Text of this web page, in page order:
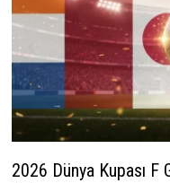
2026 Dünya Kupası F